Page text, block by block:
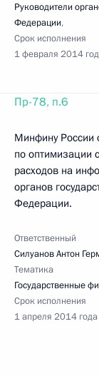
Руководители
Федерации,
Срок исполнения
1 февраля 2014
Пр-78, п.6
Минфину России
по оптимизации
расходов на
органов
Федерации.
Ответственный
Силуанов Антон
Тематика
Государственные
Срок исполнения
1 апреля 2014 года